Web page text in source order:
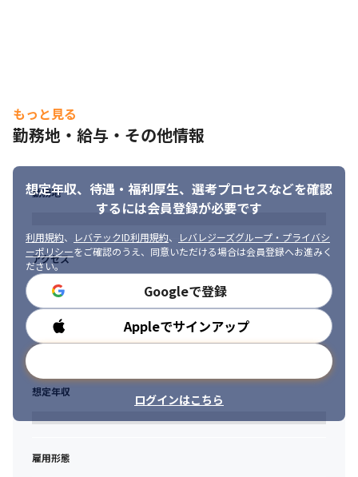
顧客の業務改善を達成するためのスキルを磨けます。
もっと見る
勤務地・給与・その他情報
想定年収、待遇・福利厚生、 選考プロセスなどを確認
するには会員登録が必要です
利用規約、 レバテックID利用規約、
レバレジーズグループ・プライバシ
ーポリシーをご確認のうえ、同意いただける場合は会員登録へお進みく
ださい。
Googleで登録
Appleでサインアップ
ログインはこちら
勤務地
アクセス
勤務時間
想定年収
雇用形態